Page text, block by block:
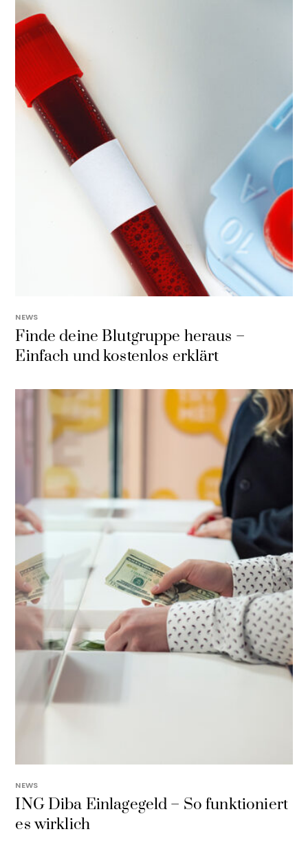
NEWS
Finde deine Blutgruppe heraus –
Einfach und kostenlos erklärt
NEWS
ING Diba Einlagegeld – So funktioniert
es wirklich